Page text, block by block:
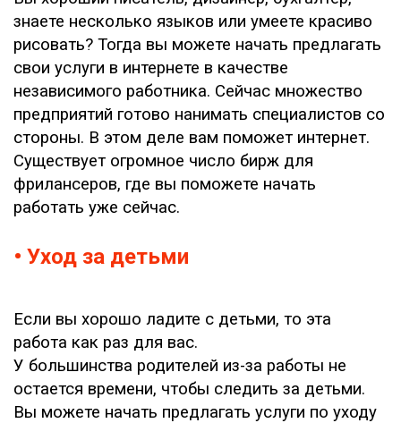
знаете несколько языков или умеете красиво
рисовать? Тогда вы можете начать предлагать
свои услуги в интернете в качестве
независимого работника. Сейчас множество
предприятий готово нанимать специалистов со
стороны. В этом деле вам поможет интернет.
Существует огромное число бирж для
фрилансеров, где вы поможете начать
работать уже сейчас.
• Уход за детьми
Если вы хорошо ладите с детьми, то эта
работа как раз для вас.
У большинства родителей из-за работы не
остается времени, чтобы следить за детьми.
Вы можете начать предлагать услуги по уходу